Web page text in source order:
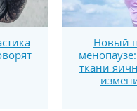
Новый
ткани